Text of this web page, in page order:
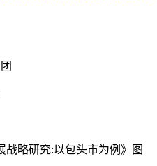
战略研究:以包头市为例》图